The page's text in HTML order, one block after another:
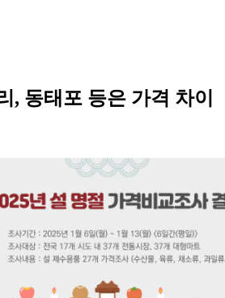
, 동태포 등은 가격 차이